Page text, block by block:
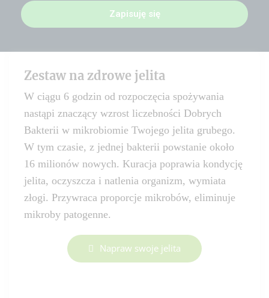
Zapisuję się
Zestaw na zdrowe jelita
W ciągu 6 godzin od rozpoczęcia spożywania
nastąpi znaczący wzrost liczebności Dobrych
Bakterii w mikrobiomie Twojego jelita grubego.
W tym czasie, z jednej bakterii powstanie około
16 milionów nowych. Kuracja poprawia kondycję
jelita, oczyszcza i natlenia organizm, wymiata
złogi. Przywraca proporcje mikrobów, eliminuje
mikroby patogenne.
Napraw swoje jelita